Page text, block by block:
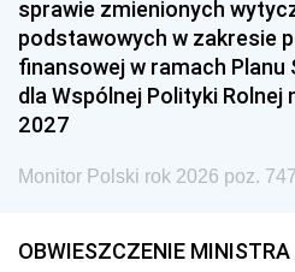
sprawie zmienionych
podstawowych w zakresie
finansowej w ramach
dla Wspólnej Polityki Rolnej
2027
Monitor Polski rok 2026 poz. 747
OBWIESZCZENIE MINISTRA